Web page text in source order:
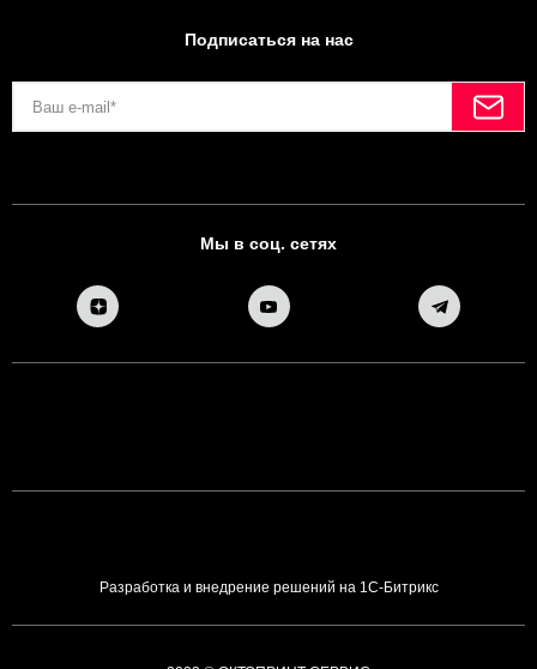
Подписаться на нас
Мы в соц. сетях
Разработка и внедрение решений на 1С-Битрикс